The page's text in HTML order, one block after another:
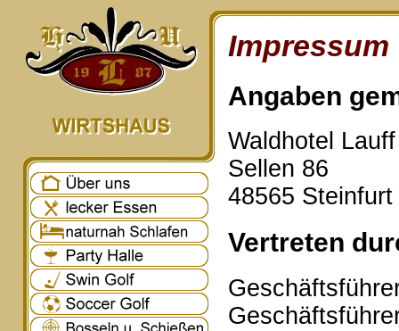
Impressum
Angaben
Waldhotel
Sellen 86
48565 Steinfurt
Vertreten